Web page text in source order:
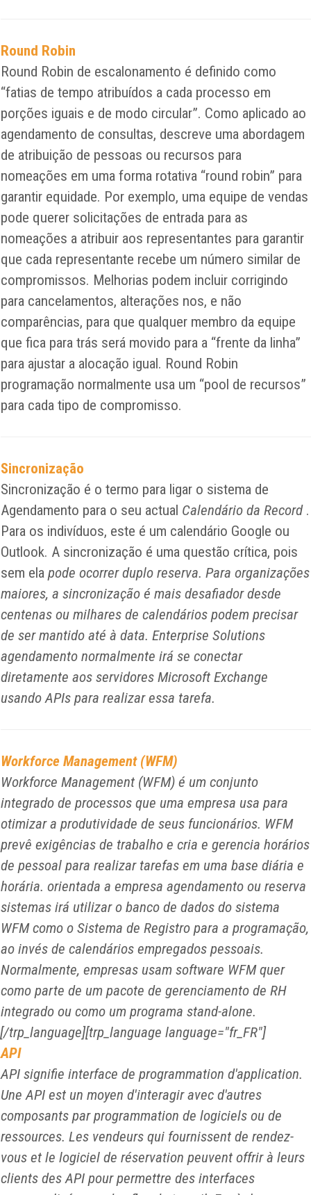
Round Robin
Round Robin de escalonamento é definido como
“fatias de tempo atribuídos a cada processo em
porções iguais e de modo circular”. Como aplicado ao
agendamento de consultas, descreve uma abordagem
de atribuição de pessoas ou recursos para
nomeações em uma forma rotativa “round robin” para
garantir equidade. Por exemplo, uma equipe de vendas
pode querer solicitações de entrada para as
nomeações a atribuir aos representantes para garantir
que cada representante recebe um número similar de
compromissos. Melhorias podem incluir corrigindo
para cancelamentos, alterações nos, e não
comparências, para que qualquer membro da equipe
que fica para trás será movido para a “frente da linha”
para ajustar a alocação igual. Round Robin
programação normalmente usa um “pool de recursos”
para cada tipo de compromisso.
Sincronização
Sincronização é o termo para ligar o sistema de
Agendamento para o seu actual Calendário da Record .
Para os indivíduos, este é um calendário Google ou
Outlook. A sincronização é uma questão crítica, pois
sem elapode ocorrer duplo reserva. Para organizações
maiores, a sincronização é mais desafiador desde
centenas ou milhares de calendários podem precisar
de ser mantido até à data. Enterprise Solutions
agendamento normalmente irá se conectar
diretamente aos servidores Microsoft Exchange
usando APIs para realizar essa tarefa.
Workforce Management (WFM)
Workforce Management (WFM) é um conjunto
integrado de processos que uma empresa usa para
otimizar a produtividade de seus funcionários. WFM
prevê exigências de trabalho e cria e gerencia horários
de pessoal para realizar tarefas em uma base diária e
horária. orientada a empresa agendamento ou reserva
sistemas irá utilizar o banco de dados do sistema
WFM como oSistema de Registropara a programação,
ao invés de calendários empregados pessoais.
Normalmente, empresas usam software WFM quer
como parte de um pacote de gerenciamento de RH
integrado ou como um programa stand-alone.
[/trp_language][trp_language language="fr_FR"]
API
API signifie interface de programmation d'application.
Une API est un moyen d'interagir avec d'autres
composants par programmation de logiciels ou de
ressources. Les vendeurs qui fournissent de rendez-
vous et le logiciel de réservation peuvent offrir à leurs
clients des API pour permettre des interfaces